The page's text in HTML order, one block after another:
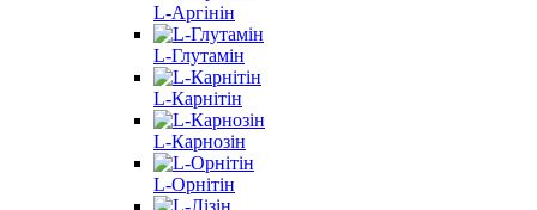
L-Аргінін
L-Глутамін
L-Карнітін
L-Карнозін
L-Орнітін